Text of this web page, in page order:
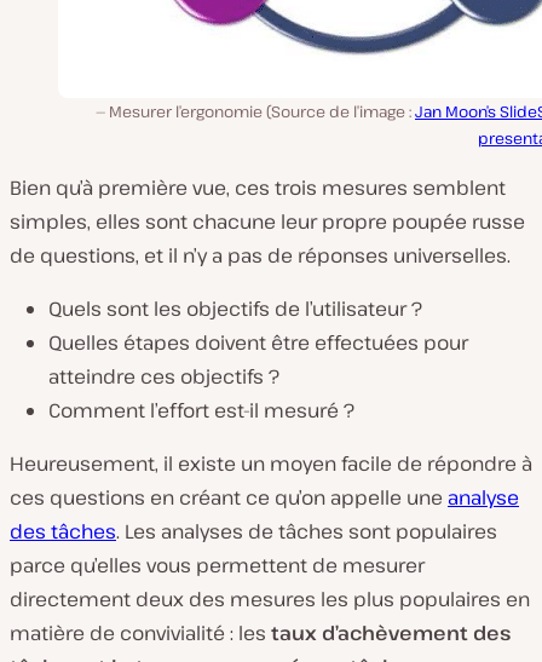
Mesurer l’ergonomie (Source de l’image :Jan Moon’s
Bien qu’à première vue, ces trois mesures semblent
simples, elles sont chacune leur propre poupée russe
de questions, et il n’y a pas de réponses universelles.
Quels sont les objectifs de l’utilisateur ?
Quelles étapes doivent être effectuées pour
atteindre ces objectifs ?
Comment l’effort est-il mesuré ?
Heureusement, il existe un moyen facile de répondre à
ces questions en créant ce qu’on appelle une analyse
des tâches. Les analyses de tâches sont populaires
parce qu’elles vous permettent de mesurer
directement deux des mesures les plus populaires en
matière de convivialité : les taux d’achèvement des